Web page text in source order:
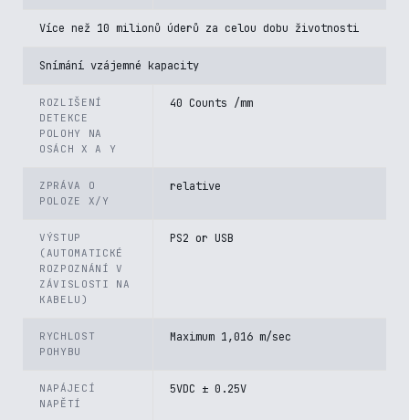
Více než 10 milionů úderů za celou dobu životnosti
Snímání vzájemné kapacity
ROZLIŠENÍ
DETEKCE
POLOHY NA
OSÁCH X A Y
40 Counts /mm
ZPRÁVA O
POLOZE X/Y
relative
VÝSTUP
(AUTOMATICKÉ
ROZPOZNÁNÍ V
ZÁVISLOSTI NA
KABELU)
PS2 or USB
RYCHLOST
POHYBU
Maximum 1,016 m/sec
NAPÁJECÍ
NAPĚTÍ
5VDC ± 0.25V